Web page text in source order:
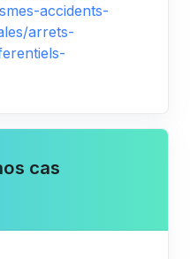
accidents-
arrets-
cas